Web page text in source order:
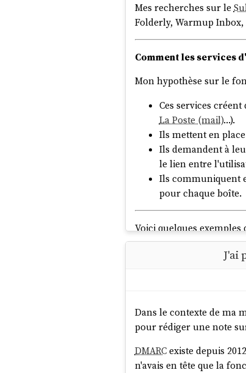
Mes recherches sur le
Folderly, Warmup Inbox,
Comment les services
Mon hypothèse sur le
Ces services
La Poste (mail)…).
Ils mettent en
Ils demandent à
le lien entre
Ils communiquent
pour chaque boîte.
Voici quelques exemples
J'ai
Dans le contexte de ma
pour rédiger une note
DMARCexiste depuis
n'avais en tête que la